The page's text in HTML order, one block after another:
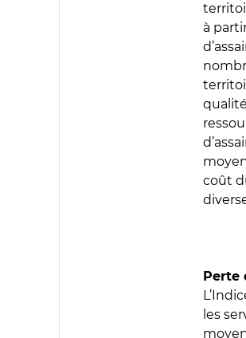
à
coût
Perte
les